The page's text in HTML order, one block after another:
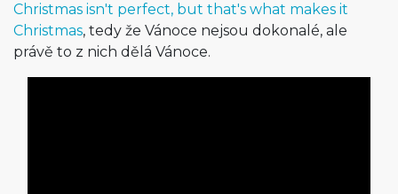
Christmas isn't perfect, but that's what makes it
Christmas, tedy že Vánoce nejsou dokonalé, ale
právě to z nich dělá Vánoce.